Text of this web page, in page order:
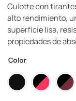
Culotte con
alto rendimiento,
superficie lisa,
propiedades de
Color